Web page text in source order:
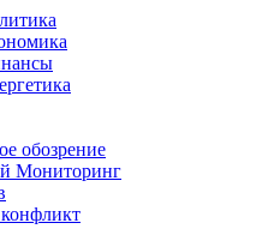
обозрение
Мониторинг